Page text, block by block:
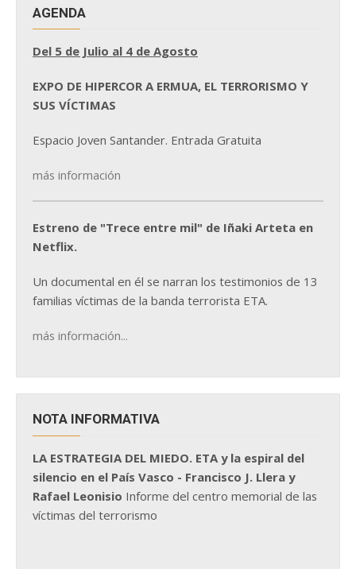
AGENDA
Del 5 de Julio al 4 de Agosto
EXPO DE HIPERCOR A ERMUA, EL TERRORISMO Y
SUS VÍCTIMAS
Espacio Joven Santander. Entrada Gratuita
más información
Estreno de "Trece entre mil" de Iñaki Arteta en
Netflix.
Un documental en él se narran los testimonios de 13
familias víctimas de la banda terrorista ETA.
más información...
NOTA INFORMATIVA
LA ESTRATEGIA DEL MIEDO. ETA y la espiral del
silencio en el País Vasco - Francisco J. Llera y
Rafael Leonisio Informe del centro memorial de las
víctimas del terrorismo